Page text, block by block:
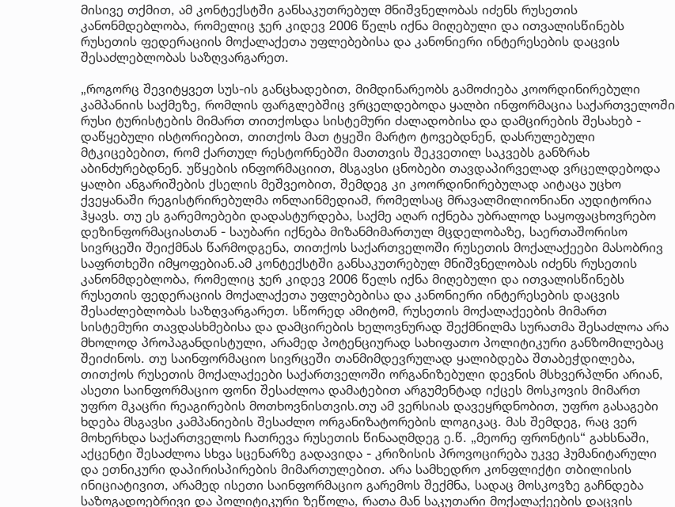
მისივე თქმით, ამ კონტექსტში განსაკუთრებულ მნიშვნელობას იძენს რუსეთის
კანონმდებლობა, რომელიც ჯერ კიდევ 2006 წელს იქნა მიღებული და ითვალისწინებს
რუსეთის ფედერაციის მოქალაქეთა უფლებებისა და კანონიერი ინტერესების დაცვის
შესაძლებლობას საზღვარგარეთ.
„როგორც შევიტყვეთ სუს-ის განცხადებით, მიმდინარეობს გამოძიება კოორდინირებული
კამპანიის საქმეზე, რომლის ფარგლებშიც ვრცელდებოდა ყალბი ინფორმაცია საქართველოში
რუსი ტურისტების მიმართ თითქოსდა სისტემური ძალადობისა და დამცირების შესახებ -
დაწყებული ისტორიებით, თითქოს მათ ტყეში მარტო ტოვებდნენ, დასრულებული
მტკიცებებით, რომ ქართულ რესტორნებში მათთვის შეკვეთილ საკვებს განზრახ
აბინძურებდნენ. უწყების ინფორმაციით, მსგავსი ცნობები თავდაპირველად ვრცელდებოდა
ყალბი ანგარიშების ქსელის მეშვეობით, შემდეგ კი კოორდინირებულად აიტაცა უცხო
ქვეყანაში რეგისტრირებულმა ონლაინმედიამ, რომელსაც მრავალმილიონიანი აუდიტორია
ჰყავს. თუ ეს გარემოებები დადასტურდება, საქმე აღარ იქნება უბრალოდ საყოფაცხოვრებო
დეზინფორმაციასთან - საუბარი იქნება მიზანმიმართულ მცდელობაზე, საერთაშორისო
სივრცეში შეიქმნას წარმოდგენა, თითქოს საქართველოში რუსეთის მოქალაქეები მასობრივ
საფრთხეში იმყოფებიან.ამ კონტექსტში განსაკუთრებულ მნიშვნელობას იძენს რუსეთის
კანონმდებლობა, რომელიც ჯერ კიდევ 2006 წელს იქნა მიღებული და ითვალისწინებს
რუსეთის ფედერაციის მოქალაქეთა უფლებებისა და კანონიერი ინტერესების დაცვის
შესაძლებლობას საზღვარგარეთ. სწორედ ამიტომ, რუსეთის მოქალაქეების მიმართ
სისტემური თავდასხმებისა და დამცირების ხელოვნურად შექმნილმა სურათმა შესაძლოა არა
მხოლოდ პროპაგანდისტული, არამედ პოტენციურად სახიფათო პოლიტიკური განზომილებაც
შეიძინოს. თუ საინფორმაციო სივრცეში თანმიმდევრულად ყალიბდება შთაბეჭდილება,
თითქოს რუსეთის მოქალაქეები საქართველოში ორგანიზებული დევნის მსხვერპლნი არიან,
ასეთი საინფორმაციო ფონი შესაძლოა დამატებით არგუმენტად იქცეს მოსკოვის მიმართ
უფრო მკაცრი რეაგირების მოთხოვნისთვის.თუ ამ ვერსიას დავეყრდნობით, უფრო გასაგები
ხდება მსგავსი კამპანიების შესაძლო ორგანიზატორების ლოგიკაც. მას შემდეგ, რაც ვერ
მოხერხდა საქართველოს ჩათრევა რუსეთის წინააღმდეგ ე.წ. „მეორე ფრონტის“ გახსნაში,
აქცენტი შესაძლოა სხვა სცენარზე გადავიდა - კრიზისის პროვოცირება უკვე ჰუმანიტარული
და ეთნიკური დაპირისპირების მიმართულებით. არა სამხედრო კონფლიქტი თბილისის
ინიციატივით, არამედ ისეთი საინფორმაციო გარემოს შექმნა, სადაც მოსკოვზე გაჩნდება
საზოგადოებრივი და პოლიტიკური ზეწოლა, რათა მან საკუთარი მოქალაქეების დაცვის